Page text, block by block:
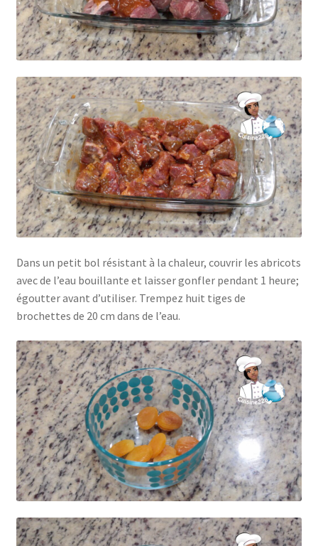
Dans un petit bol résistant à la chaleur, couvrir les abricots
avec de l’eau bouillante et laisser gonfler pendant 1 heure;
égoutter avant d’utiliser. Trempez huit tiges de
brochettes de 20 cm dans de l’eau.